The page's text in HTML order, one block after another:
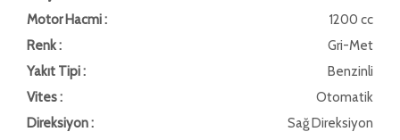
Motor Hacmi :
1200 cc
Renk :
Gri-Met
Yakıt Tipi :
Benzinli
Vites :
Otomatik
Direksiyon :
Sağ Direksiyon